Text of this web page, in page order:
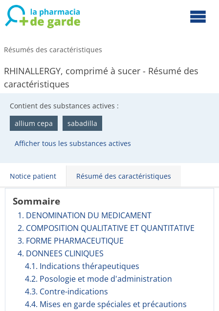
Résumés des caractéristiques
RHINALLERGY, comprimé à sucer - Résumé des
caractéristiques
Contient des substances actives :
allium cepa
sabadilla
Afficher tous les substances actives
Notice patient Résumé des caractéristiques
Sommaire
1. DENOMINATION DU MEDICAMENT
2. COMPOSITION QUALITATIVE ET QUANTITATIVE
3. FORME PHARMACEUTIQUE
4. DONNEES CLINIQUES
4.1. Indications thérapeutiques
4.2. Posologie et mode d'administration
4.3. Contre-indications
4.4. Mises en garde spéciales et précautions